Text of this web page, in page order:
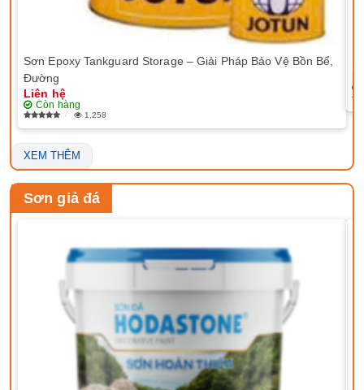
Sơn Epoxy Tankguard Storage – Giải Pháp Bảo Vệ Bồn Bể,
Đường
Liên hệ
Còn hàng
1,258
XEM THÊM
Sơn giả đá